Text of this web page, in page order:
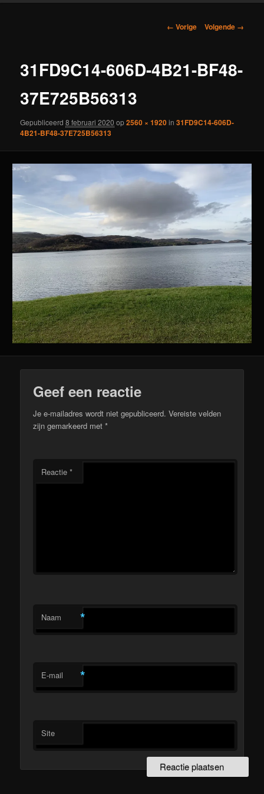
Afbeeldingsnavigatie
← Vorige Volgende →
31FD9C14-606D-4B21-BF48-
37E725B56313
Gepubliceerd8 februari 2020 op2560 × 1920in31FD9C14-606D-
4B21-BF48-37E725B56313
Geef een reactie
Je e-mailadres wordt niet gepubliceerd. Vereiste velden
zijn gemarkeerd met*
Reactie*
Naam *
E-mail *
Site